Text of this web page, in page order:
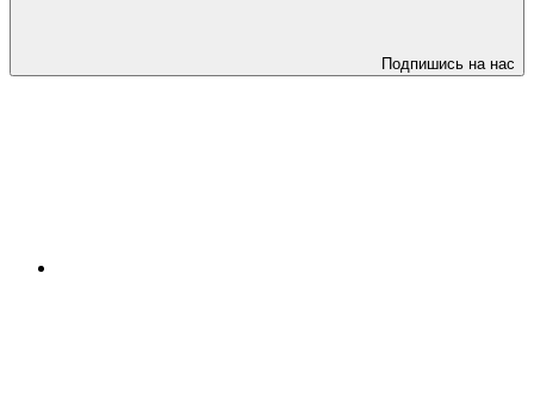
Подпишись на нас